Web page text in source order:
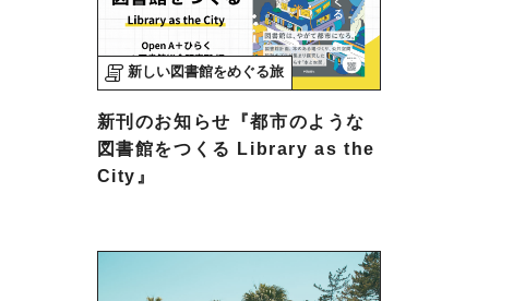
新しい図書館をめぐる旅
新刊のお知らせ『都市のような
図書館をつくる Library as the
City』